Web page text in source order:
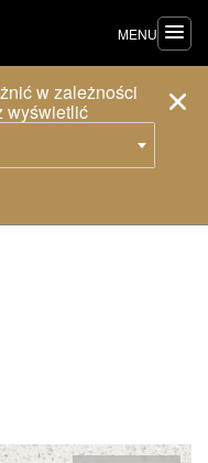
w zależności
wyświetlić
MENU